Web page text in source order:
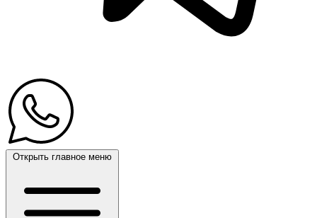
Открыть главное меню